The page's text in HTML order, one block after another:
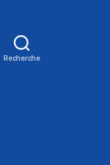
Recherche